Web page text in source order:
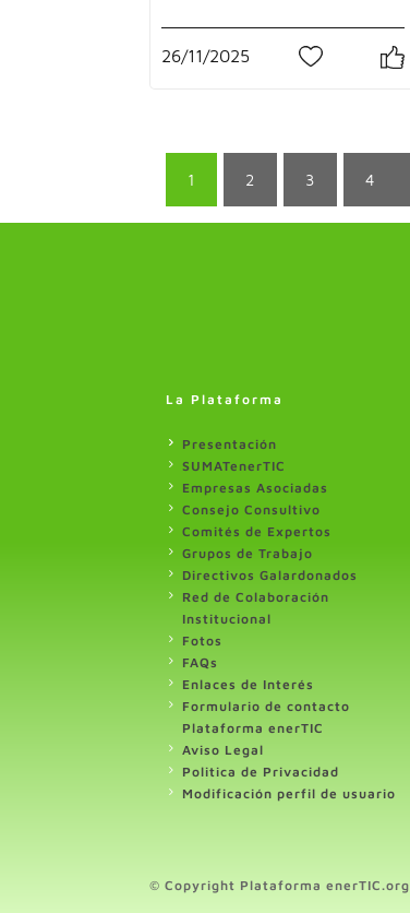
26/11/2025
1 2 3 4
La Plataforma
Presentación
SUMATenerTIC
Empresas Asociadas
Consejo Consultivo
Comités de Expertos
Grupos de Trabajo
Directivos Galardonados
Red de Colaboración
Institucional
Fotos
FAQs
Enlaces de Interés
Formulario de contacto
Plataforma enerTIC
Aviso Legal
Politica de Privacidad
Modificación perfil de usuario
© Copyright Plataforma enerTIC.org